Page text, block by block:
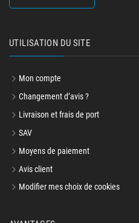
UTILISATION DU SITE
Mon compte
Changement d’avis ?
Livraison et frais de port
SAV
Moyens de paiement
Avis client
Modifier mes choix de cookies